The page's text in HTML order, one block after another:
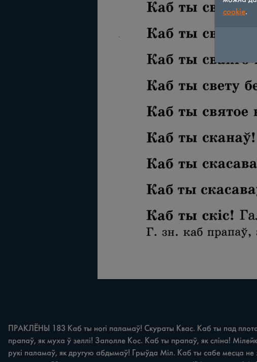
ПРАКЛЁНЫ 183 Каб ты ногі паламаў! Скураты Квас. Каб ты пад
прапаў, як муха ў зеллі! Заполле Кос. Каб ты прапаў, як сліна!
рукі паламаў, як другую абдымаў! Грыўда Міл. Каб ты сабе месца не
cookie.